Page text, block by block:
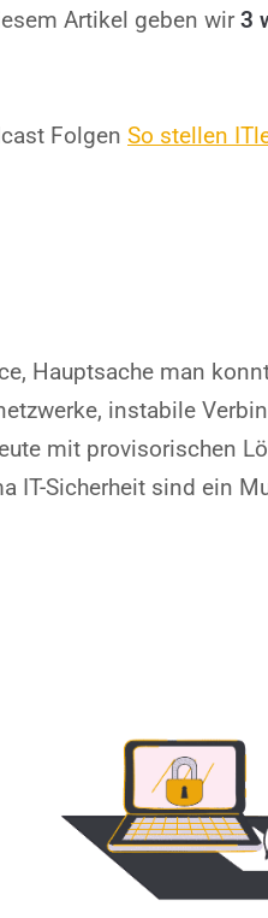
Artikel geben wir 3
Folgen So stellen
Hauptsache man
instabile
mit provisorischen
IT-Sicherheit sind ein